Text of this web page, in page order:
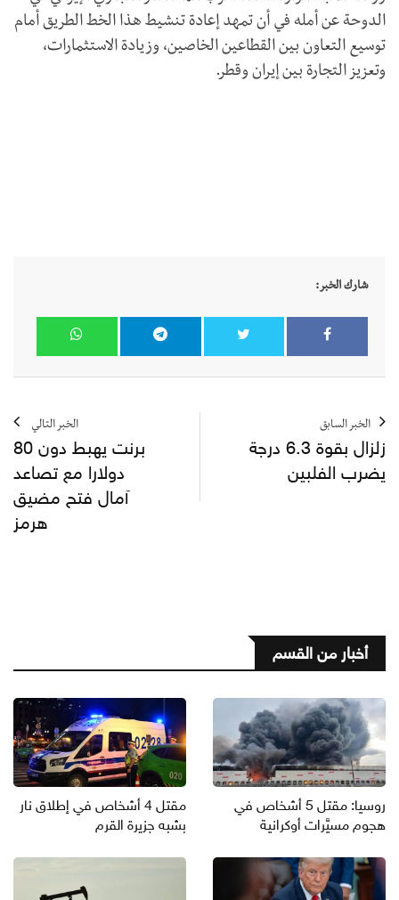
الدوحة عن أمله في أن تمهد إعادة تنشيط هذا الخط الطريق أمام
توسيع التعاون بين القطاعين الخاصين، وزيادة الاستثمارات،
وتعزيز التجارة بين إيران وقطر.
شارك الخبر:
الخبر السابق
زلزال بقوة 6.3 درجة
يضرب الفلبين
الخبر التالي
برنت يهبط دون 80
دولارا مع تصاعد
آمال فتح مضيق
هرمز
أخبار من القسم
روسيا: مقتل 5 أشخاص في
هجوم مسيَّرات أوكرانية
مقتل 4 أشخاص في إطلاق نار
بشبه جزيرة القرم